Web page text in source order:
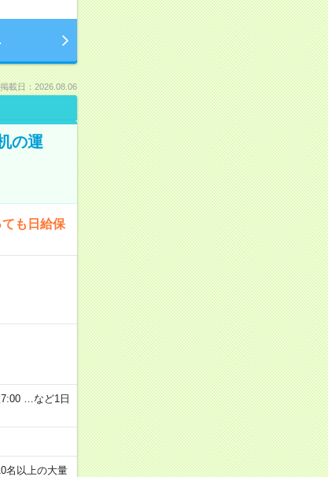
掲載日：2026.08.06
の運
も日給保
7:00 …など1日
名以上の大量